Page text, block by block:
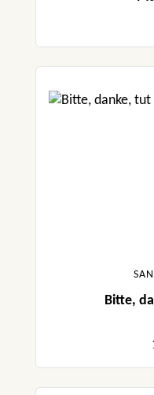
Bitte,